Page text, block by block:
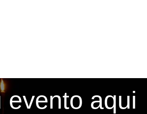
evento aqui